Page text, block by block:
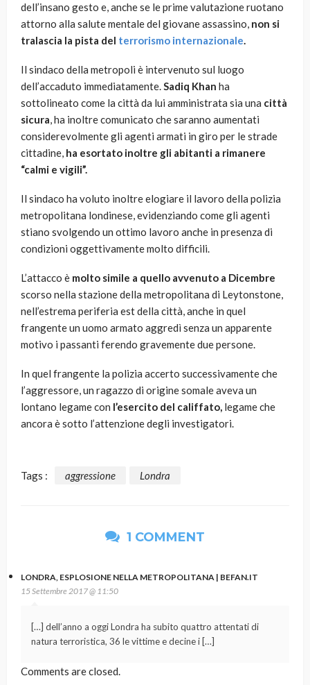
dell’insano gesto e, anche se le prime valutazione ruotano
attorno alla salute mentale del giovane assassino, non si
tralascia la pista del terrorismo internazionale.
Il sindaco della metropoli è intervenuto sul luogo
dell’accaduto immediatamente.Sadiq Khan ha
sottolineato come la città da lui amministrata sia una città
sicura, ha inoltre comunicato che saranno aumentati
considerevolmente gli agenti armati in giro per le strade
cittadine, ha esortato inoltre gli abitanti a rimanere
“calmi e vigili”.
Il sindaco ha voluto inoltre elogiare il lavoro della polizia
metropolitana londinese, evidenziando come gli agenti
stiano svolgendo un ottimo lavoro anche in presenza di
condizioni oggettivamente molto difficili.
L’attacco è molto simile a quello avvenuto a Dicembre
scorso nella stazione della metropolitana di Leytonstone,
nell’estrema periferia est della città, anche in quel
frangente un uomo armato aggredì senza un apparente
motivo i passanti ferendo gravemente due persone.
In quel frangente la polizia accerto successivamente che
l’aggressore, un ragazzo di origine somale aveva un
lontano legame con l’esercito del califfato, legame che
ancora è sotto l’attenzione degli investigatori.
Tags : aggressione Londra
1 COMMENT
LONDRA, ESPLOSIONE NELLA METROPOLITANA | BEFAN.IT
15 Settembre 2017 @ 11:50
[…] dell’anno a oggi Londra ha subito quattro attentati di
natura terroristica, 36 le vittime e decine i […]
Comments are closed.